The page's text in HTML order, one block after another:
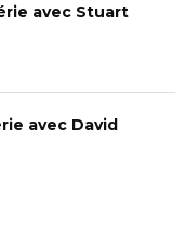
avec Stuart
avec David